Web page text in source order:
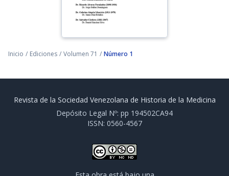
Inicio / Ediciones / Volumen 71 / Número 1
Revista de la Sociedad Venezolana de Historia de la Medicina
Depósito Legal Nº: pp 194502CA94
ISSN: 0560-4567